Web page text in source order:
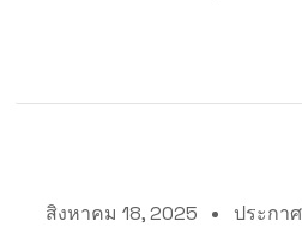
สิงหาคม 18, 2025 ประกา